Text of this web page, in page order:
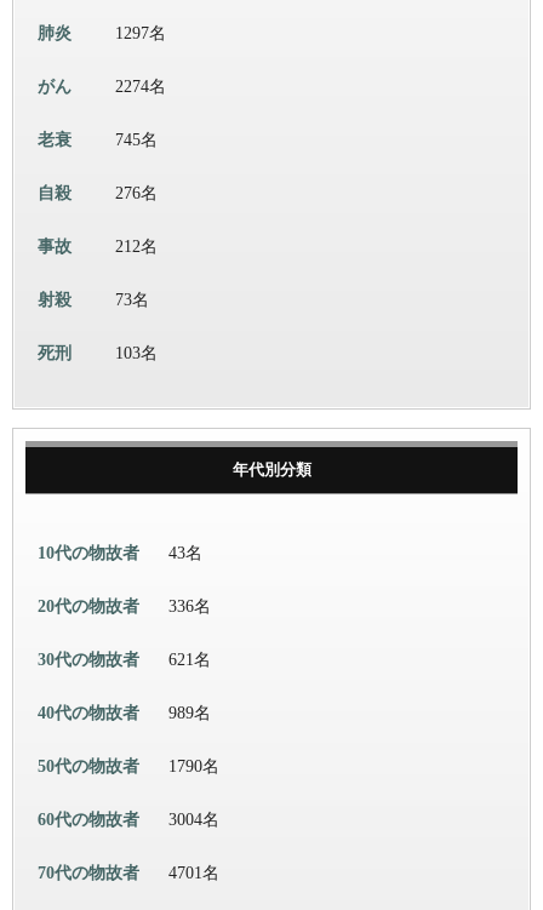
肺炎 1297名
がん 2274名
老衰 745名
自殺 276名
事故 212名
射殺 73名
死刑 103名
年代別分類
10代の物故者 43名
20代の物故者 336名
30代の物故者 621名
40代の物故者 989名
50代の物故者 1790名
60代の物故者 3004名
70代の物故者 4701名